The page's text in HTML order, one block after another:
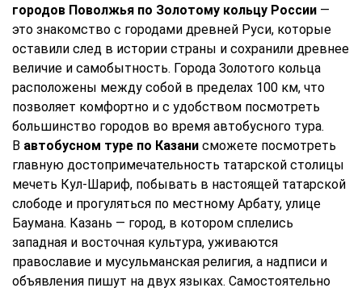
городов Поволжья по Золотому кольцу России —
это знакомство с городами древней Руси, которые
оставили след в истории страны и сохранили древнее
величие и самобытность. Города Золотого кольца
расположены между собой в пределах 100 км, что
позволяет комфортно и с удобством посмотреть
большинство городов во время автобусного тура.
В автобусном туре по Казани сможете посмотреть
главную достопримечательность татарской столицы
мечеть Кул-Шариф, побывать в настоящей татарской
слободе и прогуляться по местному Арбату, улице
Баумана. Казань — город, в котором сплелись
западная и восточная культура, уживаются
православие и мусульманская религия, а надписи и
объявления пишут на двух языках. Самостоятельно